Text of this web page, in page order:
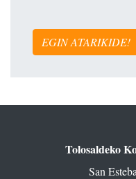
EGIN ATARIKIDE!
Tolosaldeko
San